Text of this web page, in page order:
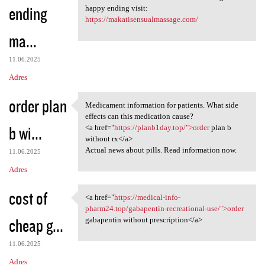
ending
ma...
11.06.2025
Adres
happy ending visit:
https://makatisensualmassage.com/
order plan
b wi...
11.06.2025
Adres
Medicament information for
Medicament information for patients. What side
effects can this medication cause?
<a href="https://planb1day.top/">orderplan b
without rx</a>
Actual news about pills. Read information now.
cost of
cheap g...
11.06.2025
Adres
<a href="https://medical-info
<a href="https://medical-info-
pharm24.top/gabapentin-recreational-use/">order
gabapentin without prescription</a>